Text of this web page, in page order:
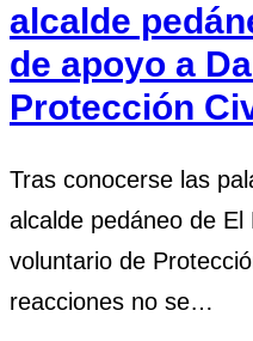
alcalde
de apoyo a
Protección
Tras conocerse las
alcalde pedáneo de El
voluntario de
reacciones no se…